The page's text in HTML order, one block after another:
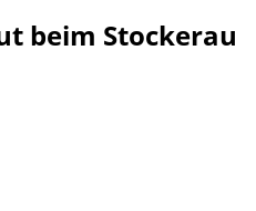
beim Stockerau